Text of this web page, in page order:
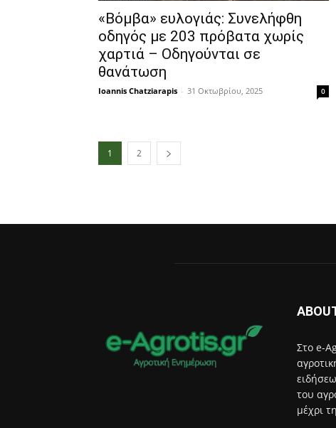
«Βόμβα» ευλογιάς: Συνελήφθη
οδηγός με 203 πρόβατα χωρίς
χαρτιά – Οδηγούνται σε
θανάτωση
Ioannis Chatziarapis - 31 Οκτωβρίου, 2025 0
1 2
Στο e-
του
μέχρι